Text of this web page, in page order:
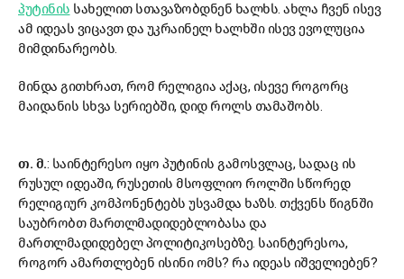
პუტინის სახელით სთავაზობდნენ ხალხს. ახლა ჩვენ ისევ
ამ იდეას ვიცავთ და უკრაინელ ხალხში ისევ ევოლუცია
მიმდინარეობს.
მინდა გითხრათ, რომ რელიგია აქაც, ისევე როგორც
მაიდანის სხვა სერიებში, დიდ როლს თამაშობს.
თ. მ.: საინტერესო იყო პუტინის გამოსვლაც, სადაც ის
რუსულ იდეაში, რუსეთის მსოფლიო როლში სწორედ
რელიგიურ კომპონენტებს უსვამდა ხაზს. თქვენს წიგნში
საუბრობთ მართლმადიდებლობასა და
მართლმადიდებელ პოლიტიკოსებზე. საინტერესოა,
როგორ ამართლებენ ისინი ომს? რა იდეას იშველიებენ?